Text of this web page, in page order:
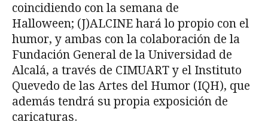
coincidiendo con la semana de
Halloween; (J)ALCINE hará lo propio con el
humor, y ambas con la colaboración de la
Fundación General de la Universidad de
Alcalá, a través de CIMUART y el Instituto
Quevedo de las Artes del Humor (IQH), que
además tendrá su propia exposición de
caricaturas.